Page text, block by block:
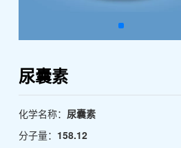
尿囊素
化学名称： 尿囊素
分子量： 158.12